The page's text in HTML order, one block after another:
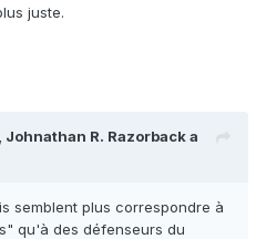
juste.
Johnathan R. Razorbacka
semblent plus correspondre à
qu'à des défenseurs du